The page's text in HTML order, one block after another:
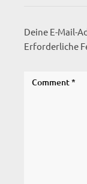
Deine E-Mail-
Erforderliche